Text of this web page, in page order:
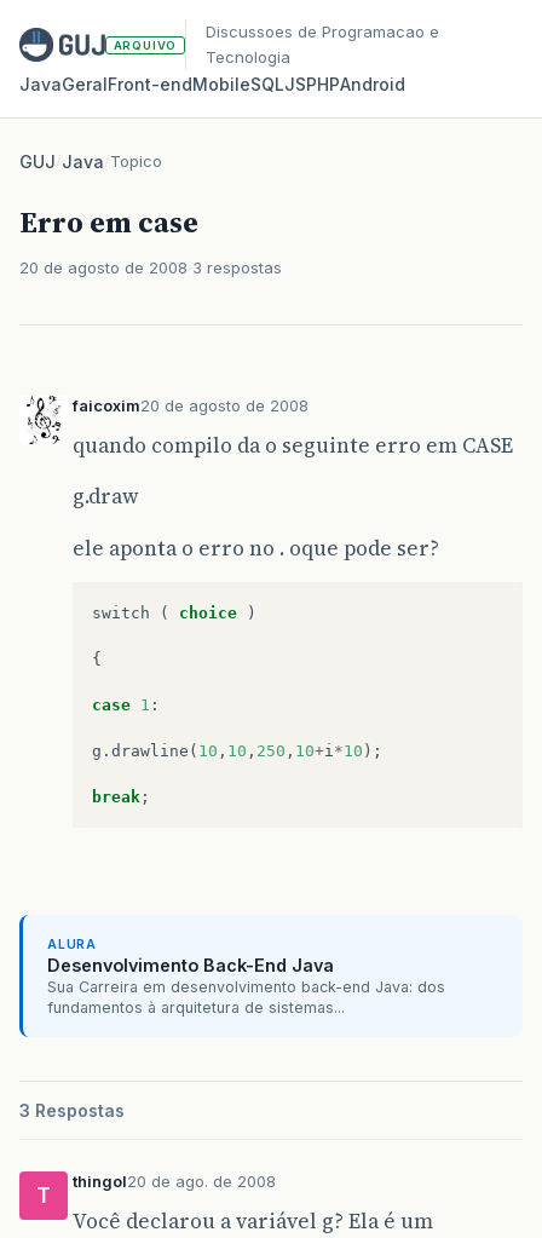
ARQUIVO
Discussoes de Programacao e
Tecnologia
JavaGeralFront‑endMobileSQLJSPHPAndroid
GUJ/Java/Topico
Erro em case
20 de agosto de 2008 3 respostas
faicoxim20 de agosto de 2008
quando compilo da o seguinte erro em CASE
g.draw
ele aponta o erro no . oque pode ser?
switch ( choice )
{
case 1 :
g . drawline ( 10 , 10 , 250 , 10+i*10 );
break ;
ALURA
Desenvolvimento Back-End Java
Sua Carreira em desenvolvimento back-end Java: dos
fundamentos à arquitetura de sistemas...
3 Respostas
T
thingol20 de ago. de 2008
Você declarou a variável g? Ela é um